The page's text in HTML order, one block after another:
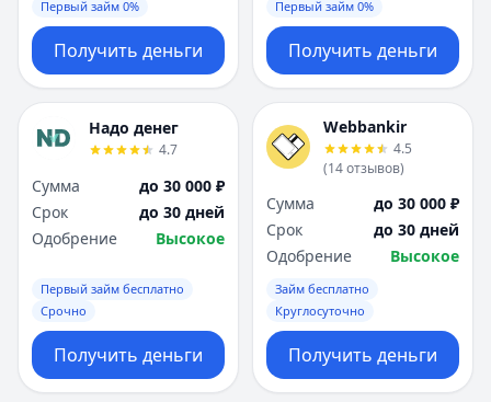
Первый займ 0%
Получить деньги
Первый займ 0%
Получить деньги
Надо денег
4.7
Сумма
до 30 000 ₽
Срок
до 30 дней
Одобрение
Высокое
Первый займ бесплатно
Срочно
Получить деньги
Webbankir
4.5
(14отзывов)
Сумма
до 30 000 ₽
Срок
до 30 дней
Одобрение
Высокое
Займ бесплатно
Круглосуточно
Получить деньги